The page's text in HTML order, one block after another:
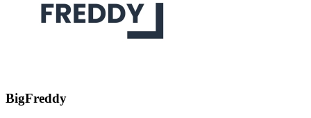
BigFreddy